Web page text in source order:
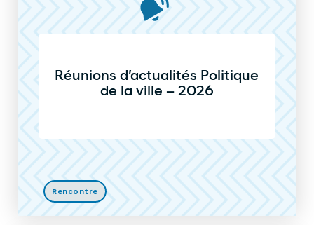
Réunions d’actualités Politique
de la ville – 2026
Rencontre